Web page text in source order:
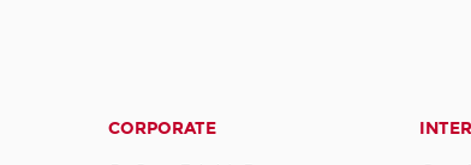
CORPORATE